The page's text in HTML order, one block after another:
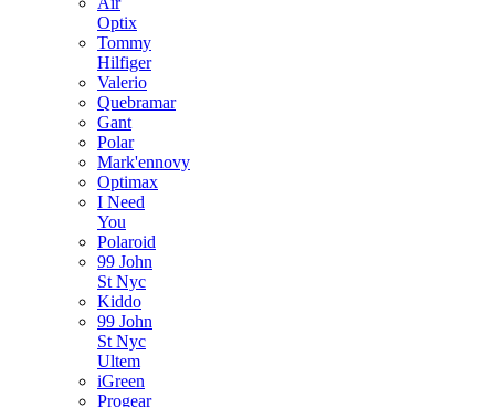
Optix
Tommy
Hilfiger
Valerio
Quebramar
Gant
Polar
Mark'ennovy
Optimax
I Need
You
Polaroid
99 John
St Nyc
Kiddo
99 John
St Nyc
Ultem
iGreen
Progear